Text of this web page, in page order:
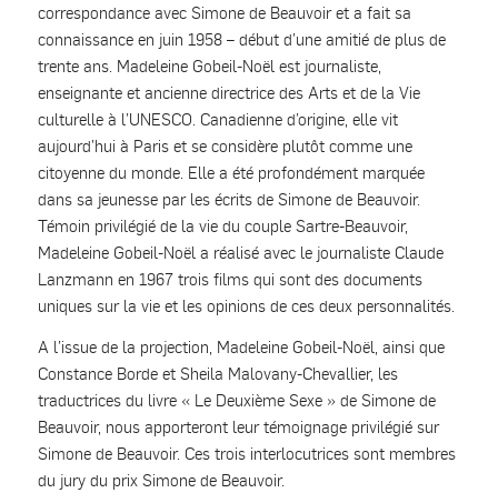
correspondance avec Simone de Beauvoir et a fait sa
connaissance en juin 1958 – début d’une amitié de plus de
trente ans. Madeleine Gobeil-Noël est journaliste,
enseignante et ancienne directrice des Arts et de la Vie
culturelle à l’UNESCO. Canadienne d’origine, elle vit
aujourd’hui à Paris et se considère plutôt comme une
citoyenne du monde. Elle a été profondément marquée
dans sa jeunesse par les écrits de Simone de Beauvoir.
Témoin privilégié de la vie du couple Sartre-Beauvoir,
Madeleine Gobeil-Noël a réalisé avec le journaliste Claude
Lanzmann en 1967 trois films qui sont des documents
uniques sur la vie et les opinions de ces deux personnalités.
A l’issue de la projection, Madeleine Gobeil-Noël, ainsi que
Constance Borde et Sheila Malovany-Chevallier, les
traductrices du livre « Le Deuxième Sexe » de Simone de
Beauvoir, nous apporteront leur témoignage privilégié sur
Simone de Beauvoir. Ces trois interlocutrices sont membres
du jury du prix Simone de Beauvoir.